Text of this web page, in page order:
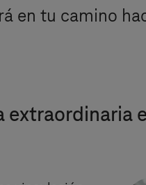
en tu camino
extraordinaria